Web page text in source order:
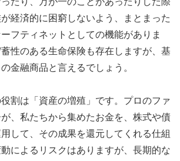
経済的に困窮しないよう、まとまった
フティネットとしての機能がありま
性のある生命保険も存在しますが、基
金融商品と言えるでしょう。
割は「資産の増殖」です。プロのファ
、私たちから集めたお金を、株式や債
して、その成果を還元してくれる仕組
によるリスクはありますが、長期的な